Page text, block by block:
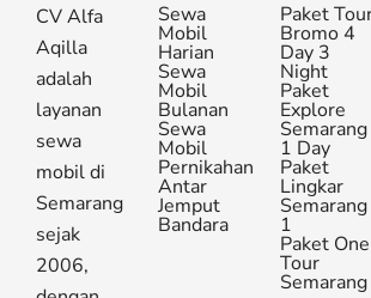
CV Alfa
Aqilla
adalah
layanan
sewa
mobil di
Semarang
sejak
2006,
Sewa
Mobil
Harian
Sewa
Mobil
Bulanan
Sewa
Mobil
Pernikahan
Antar
Jemput
Bandara
Paket
Bromo 4
Day 3
Night
Paket
Explore
Semarang
1 Day
Paket
Lingkar
Semarang
1
Paket One
Tour
Semarang